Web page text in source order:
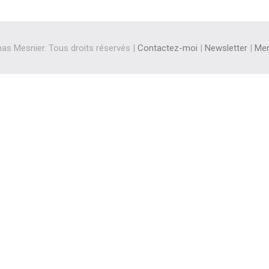
Mesnier. Tous droits réservés |Contactez-moi |Newsletter |